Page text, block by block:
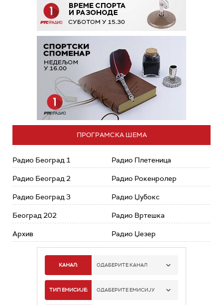
ПРОГРАМСКА ШЕМА
Радио Београд 1
Радио Београд 2
Радио Београд 3
Београд 202
Архив
Радио Плетеница
Радио Рокенролер
Радио Џубокс
Радио Вртешка
Радио Џезер
КАНАЛ: ОДАБЕРИТЕ КАНАЛ
РАДИО БЕОГРАД 1
ТИП ЕМИСИЈЕ: ОДАБЕРИТЕ ЕМИСИЈУ